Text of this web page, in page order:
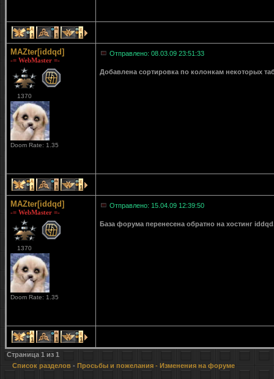
1 1 1
MAZter[iddqd]
-= WebMaster =-
1370
Doom Rate: 1.35
Отправлено: 08.03.09 23:51:33
Добавлена сортировка по колонкам некоторых
1 1 1
MAZter[iddqd]
-= WebMaster =-
1370
Doom Rate: 1.35
Отправлено: 15.04.09 12:39:50
База форума перенесена обратно на хостинг
1 1 1
Страница 1из 1
Список разделов - Просьбы и пожелания - Изменения на форуме